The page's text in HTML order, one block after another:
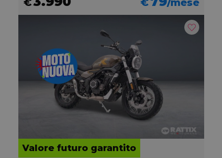
€ € /mese
Valore futuro garantito